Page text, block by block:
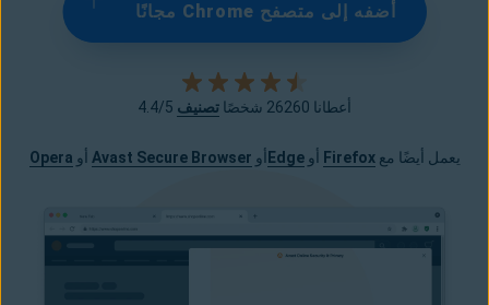
أضفه إلى متصفح Chrome مجانًا
أعطانا 26260 شخصًا تصنيف
يعمل أيضًا معFirefox أوEdge أو Avast Secure Browser أو Opera